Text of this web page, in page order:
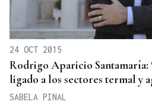
24 OCT 2015
Rodrigo Aparicio Santamaría:
ligado a los sectores termal y
SABELA PINAL